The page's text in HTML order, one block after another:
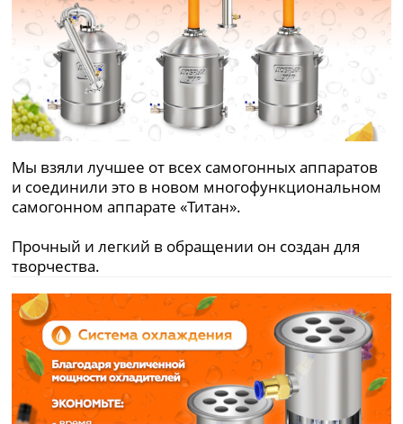
Мы взяли лучшее от всех самогонных аппаратов
и соединили это в новом многофункциональном
самогонном аппарате «Титан».
Прочный и легкий в обращении он создан для
творчества.